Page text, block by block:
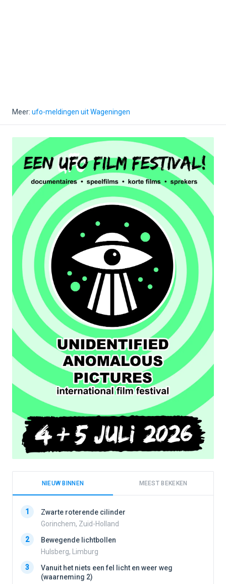
Meer: ufo-meldingen uit Wageningen
NIEUW BINNEN MEEST BEKEKEN
1
Zwarte roterende cilinder
Gorinchem, Zuid-Holland
2
Bewegende lichtbollen
Hulsberg, Limburg
3
Vanuit het niets een fel licht en weer weg
(waarneming 2)